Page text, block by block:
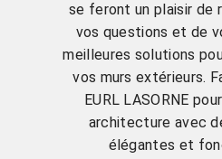
se feront un plaisir de
vos questions et de
meilleures solutions
vos murs extérieurs.
EURL LASORNE
architecture avec
élégantes et